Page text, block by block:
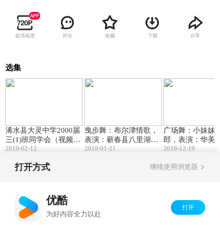
超清画质 评论 收藏 下载 分享
选集
浠水县大灵中学2000届
三(1)班同学会（视频相
册）
2019-02-12
曳步舞：布尔津情歌，
表演：蕲春县八里湖舞
蹈队
2019-01-21
广场舞：小妹妹
郎，表演：华美
2018-12-19
打开方式 继续使用浏览器
优酷
为好内容全力以赴
打开